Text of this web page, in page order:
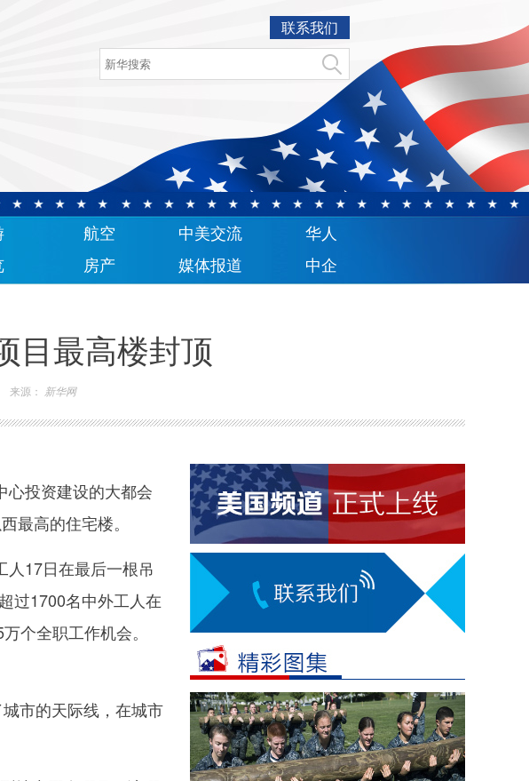
联系我们
航空 中美交流
华人
房产 媒体报道 中企
目最高楼封顶
来源： 新华网
投资建设的大都会
最高的住宅楼。
17日在最后一根吊
过1700名中外工人在
个全职工作机会。
市的天际线，在城市